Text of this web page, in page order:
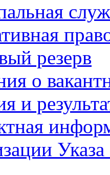
резерв
о
и